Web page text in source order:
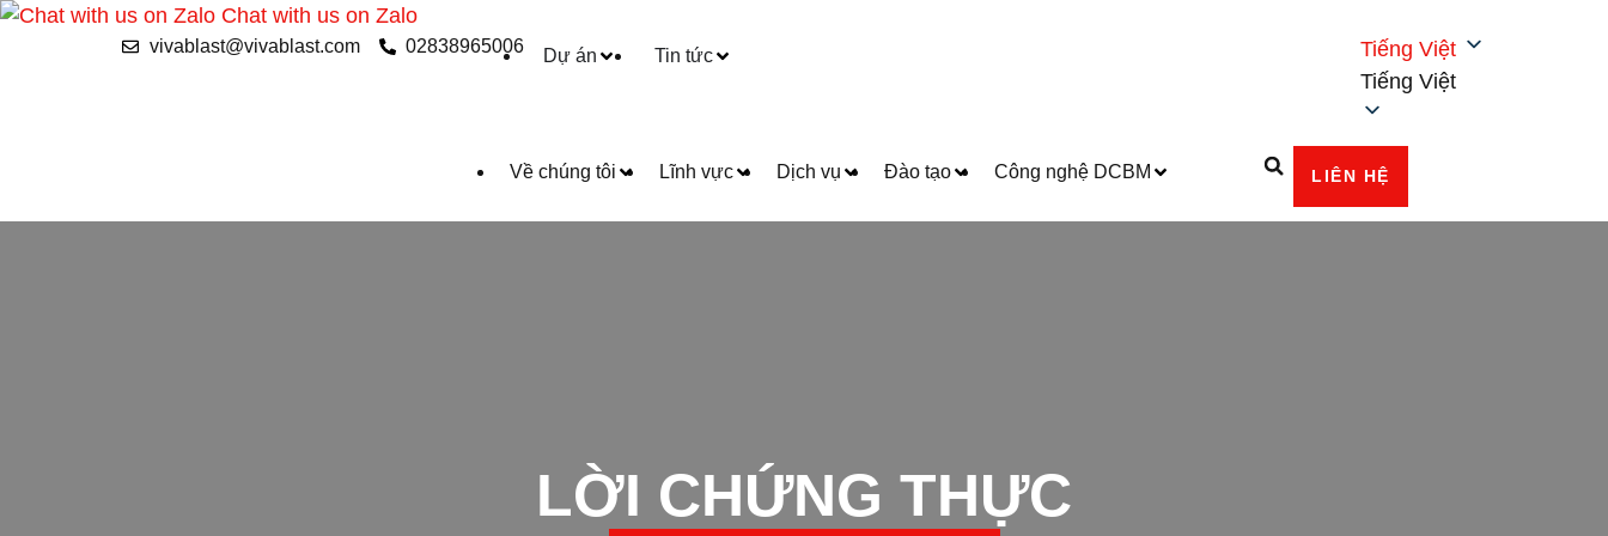
Chat with us on Zalo
vivablast@vivablast.com 02838965006 Dự án Tin tức
Tiếng Việt
Tiếng Việt
Về chúng tôi Lĩnh vực Dịch vụ Đào tạo Công nghệ DCBM LIÊN HỆ
LỜI CHỨNG THỰC